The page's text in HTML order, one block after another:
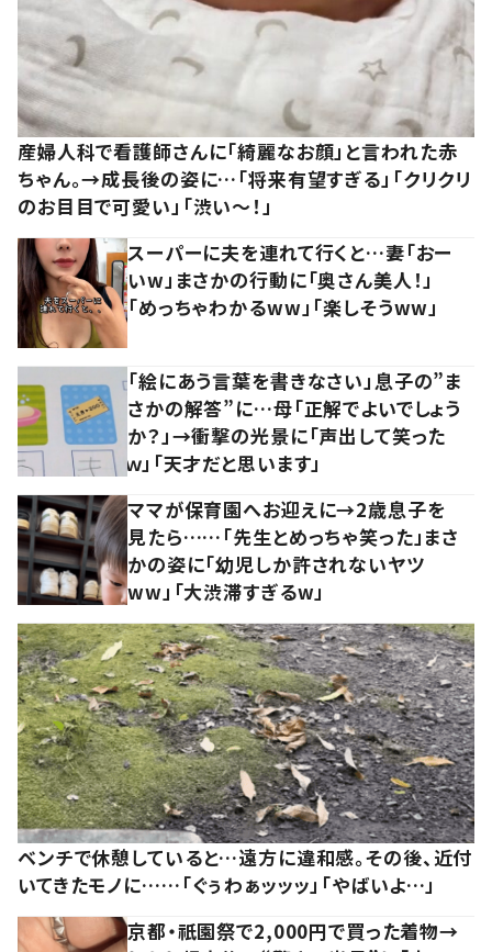
産婦人科で看護師さんに「綺麗なお顔」と言われた赤
ちゃん。→成長後の姿に…「将来有望すぎる」「クリクリ
のお目目で可愛い」「渋い～！」
スーパーに夫を連れて行くと…妻「おー
いw」まさかの行動に「奥さん美人！」
「めっちゃわかるww」「楽しそうww」
「絵にあう言葉を書きなさい」息子の”ま
さかの解答”に…母「正解でよいでしょう
か？」→衝撃の光景に「声出して笑った
ｗ」「天才だと思います」
ママが保育園へお迎えに→2歳息子を
見たら……「先生とめっちゃ笑った」まさ
かの姿に「幼児しか許されないヤツ
ww」「大渋滞すぎるw」
ベンチで休憩していると…遠方に違和感。その後、近付
いてきたモノに……「ぐぅわぁッッッ」「やばいよ…」
京都・祇園祭で2,000円で買った着物→